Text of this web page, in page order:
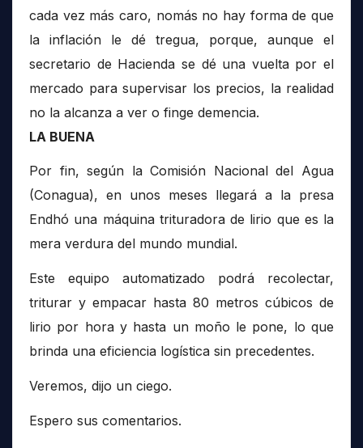
cada vez más caro, nomás no hay forma de que
la inflación le dé tregua, porque, aunque el
secretario de Hacienda se dé una vuelta por el
mercado para supervisar los precios, la realidad
no la alcanza a ver o finge demencia.
LA BUENA
Por fin, según la Comisión Nacional del Agua
(Conagua), en unos meses llegará a la presa
Endhó una máquina trituradora de lirio que es la
mera verdura del mundo mundial.
Este equipo automatizado podrá recolectar,
triturar y empacar hasta 80 metros cúbicos de
lirio por hora y hasta un moño le pone, lo que
brinda una eficiencia logística sin precedentes.
Veremos, dijo un ciego.
Espero sus comentarios.